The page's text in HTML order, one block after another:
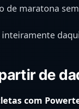
de maratona
de
com